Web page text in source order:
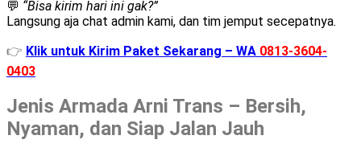
💬 “Bisa kirim hari ini gak?”
Langsung aja chat admin kami, dan tim jemput secepatnya.
👉 Klik untuk Kirim Paket Sekarang – WA 0813-3604-
0403
Jenis Armada Arni Trans – Bersih,
Nyaman, dan Siap Jalan Jauh